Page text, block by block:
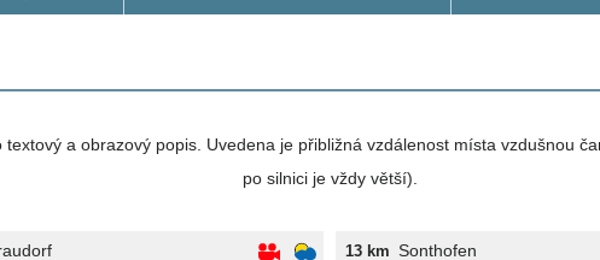
a obrazový popis. Uvedena je přibližná vzdálenost místa vzdušnou
po silnici je vždy větší).
13 km Sonthofen